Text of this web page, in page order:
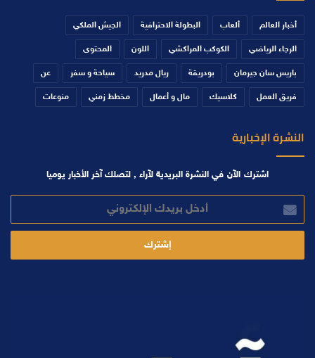
أخبار العالم ألعاب البطولة الاحترافية الجيش الملكي
الرجاء الرياضي الكوكب المراكشي اللون المحتوى
باريس سان جيرمان بودريقة ريال مدريد سياحة و سفر عن
فريق العمل كلاسيك مال و أعمال مخطط زمني منوعات
النشرة الإخبارية
اشترك الآن في النشرة البريدية لآراء , لتصلك آخر الأخبار يوميا
أدخل
بريدك
الإلكتروني